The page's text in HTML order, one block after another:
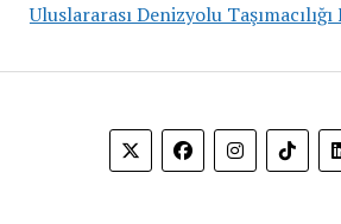
Uluslararası Denizyolu